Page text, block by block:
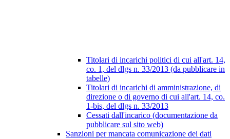
Titolari di incarichi politici di cui all'art. 14,
co. 1, del dlgs n. 33/2013 (da pubblicare in
tabelle)
Titolari di incarichi di amministrazione, di
direzione o di governo di cui all'art. 14, co.
1-bis, del dlgs n. 33/2013
Cessati dall'incarico (documentazione da
pubblicare sul sito web)
Sanzioni per mancata comunicazione dei dati